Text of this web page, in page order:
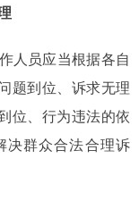
员应当根据各自
题到位、诉求无理
位、行为违法的依
决群众合法合理诉